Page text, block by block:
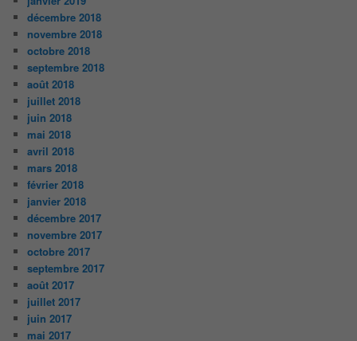
décembre 2018
novembre 2018
octobre 2018
septembre 2018
août 2018
juillet 2018
juin 2018
mai 2018
avril 2018
mars 2018
février 2018
janvier 2018
décembre 2017
novembre 2017
octobre 2017
septembre 2017
août 2017
juillet 2017
juin 2017
mai 2017